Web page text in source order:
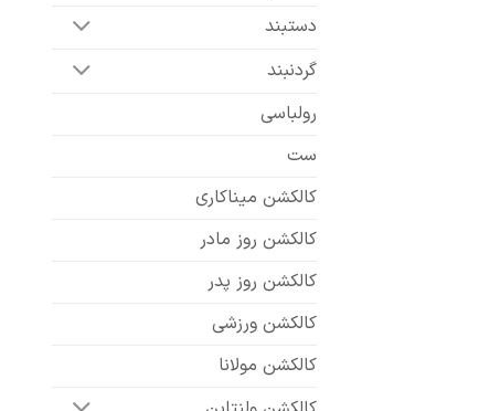
دستبند
گردنبند
رولباسی
ست
کالکشن میناکاری
کالکشن روز مادر
کالکشن روز پدر
کالکشن ورزشی
کالکشن مولانا